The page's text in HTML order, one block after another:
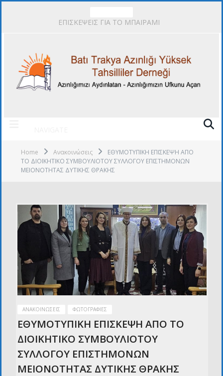
ΕΠΙΣΚΕΨΕΙΣ ΓΙΑ ΤΟ ΜΠΑΪΡΑΜΙ
Home Ανακοινώσεις
ΕΘΥΜΟΤΥΠΙΚΗ ΕΠΙΣΚΕΨΗ ΑΠΟ
ΤΟ ΔΙΟΙΚΗΤΙΚΟ ΣΥΜΒΟΥΛΙΟΤΟΥ ΣΥΛΛΟΓΟΥ ΕΠΙΣΤΗΜΟΝΩΝ
ΜΕΙΟΝΟΤΗΤΑΣ ΔΥΤΙΚΗΣ ΘΡΑΚΗΣ
ΑΝΑΚΟΙΝΏΣΕΙΣ ΦΩΤΟΓΡΑΦΊΕΣ
ΕΘΥΜΟΤΥΠΙΚΗ ΕΠΙΣΚΕΨΗ ΑΠΟ ΤΟ
ΔΙΟΙΚΗΤΙΚΟ ΣΥΜΒΟΥΛΙΟΤΟΥ
ΣΥΛΛΟΓΟΥ ΕΠΙΣΤΗΜΟΝΩΝ
ΜΕΙΟΝΟΤΗΤΑΣ ΔΥΤΙΚΗΣ ΘΡΑΚΗΣ